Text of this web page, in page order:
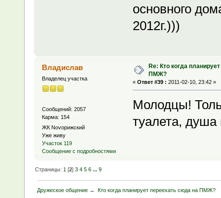
основного
2012г.)))
Владислав
Владелец участка
Сообщений: 2057
Карма: 154
ЖК Novoрижский
Уже живу
Участок 119
Сообщение с подробностями
Re: Кто когда
ПМЖ?
« Ответ #39 : 2011-02-10, 23:42 »
Молодцы!
туалета, душа
Страницы: 1 [2]3 4 5 6 ...9
Дружеское общение → Кто когда планирует переехать сюда на ПМЖ?